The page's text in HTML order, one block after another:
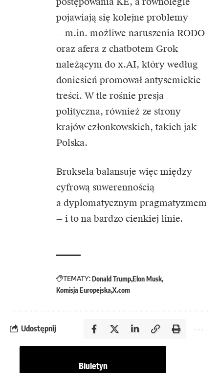
pojawiają się kolejne problemy
— m.in. możliwe naruszenia RODO
oraz afera z chatbotem Grok
należącym do x.AI, który według
doniesień promował antysemickie
treści. W tle rośnie presja
polityczna, również ze strony
krajów członkowskich, takich jak
Polska.
Bruksela balansuje więc między
cyfrową suwerennością
a dyplomatycznym pragmatyzmem
— i to na bardzo cienkiej linie.
TEMATY:Donald TrumpElon Musk
Komisja Europejska X.com
Udostępnij
Biuletyn